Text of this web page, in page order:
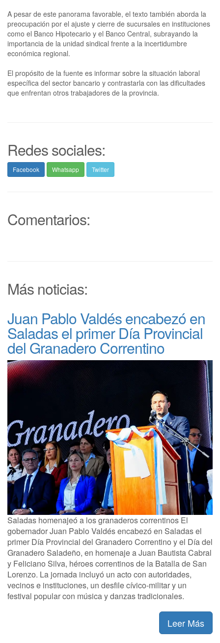
A pesar de este panorama favorable, el texto también aborda la
preocupación por el ajuste y cierre de sucursales en instituciones
como el Banco Hipotecario y el Banco Central, subrayando la
importancia de la unidad sindical frente a la incertidumbre
económica regional.
El propósito de la fuente es informar sobre la situación laboral
específica del sector bancario y contrastarla con las dificultades
que enfrentan otros trabajadores de la provincia.
Redes sociales:
Facebook Whatsapp Twitter
Comentarios:
Más noticias:
Juan Pablo Valdés encabezó en
Saladas el primer Día Provincial
del Granadero Correntino
Saladas homenajeó a los granaderos correntinos El
gobernador Juan Pablo Valdés encabezó en Saladas el
primer Día Provincial del Granadero Correntino y el Día del
Granadero Saladeño, en homenaje a Juan Bautista Cabral
y Feliciano Silva, héroes correntinos de la Batalla de San
Lorenzo. La jornada incluyó un acto con autoridades,
vecinos e instituciones, un desfile cívico-militar y un
festival popular con música y danzas tradicionales.
Leer Más